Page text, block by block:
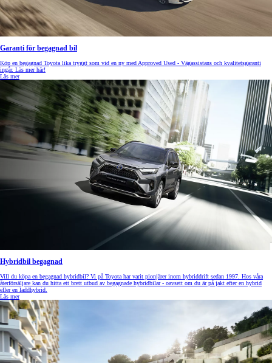
Garanti för begagnad bil
Köp en begagnad Toyota lika tryggt som vid en ny med Approved Used - Vägassistans och kvalitetsgaranti
ingår. Läs mer här!
Läs mer
Hybridbil begagnad
Vill du köpa en begagnad hybridbil? Vi på Toyota har varit pionjärer inom hybriddrift sedan 1997. Hos våra
återförsäljare kan du hitta ett brett utbud av begagnade hybridbilar - oavsett om du är på jakt efter en hybrid
eller en laddhybrid.
Läs mer